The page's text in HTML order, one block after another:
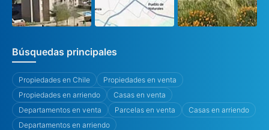
Búsquedas principales
Propiedades en Chile
Propiedades en venta
Propiedades en arriendo
Casas en venta
Departamentos en venta
Parcelas en venta
Casas en arriendo
Departamentos en arriendo